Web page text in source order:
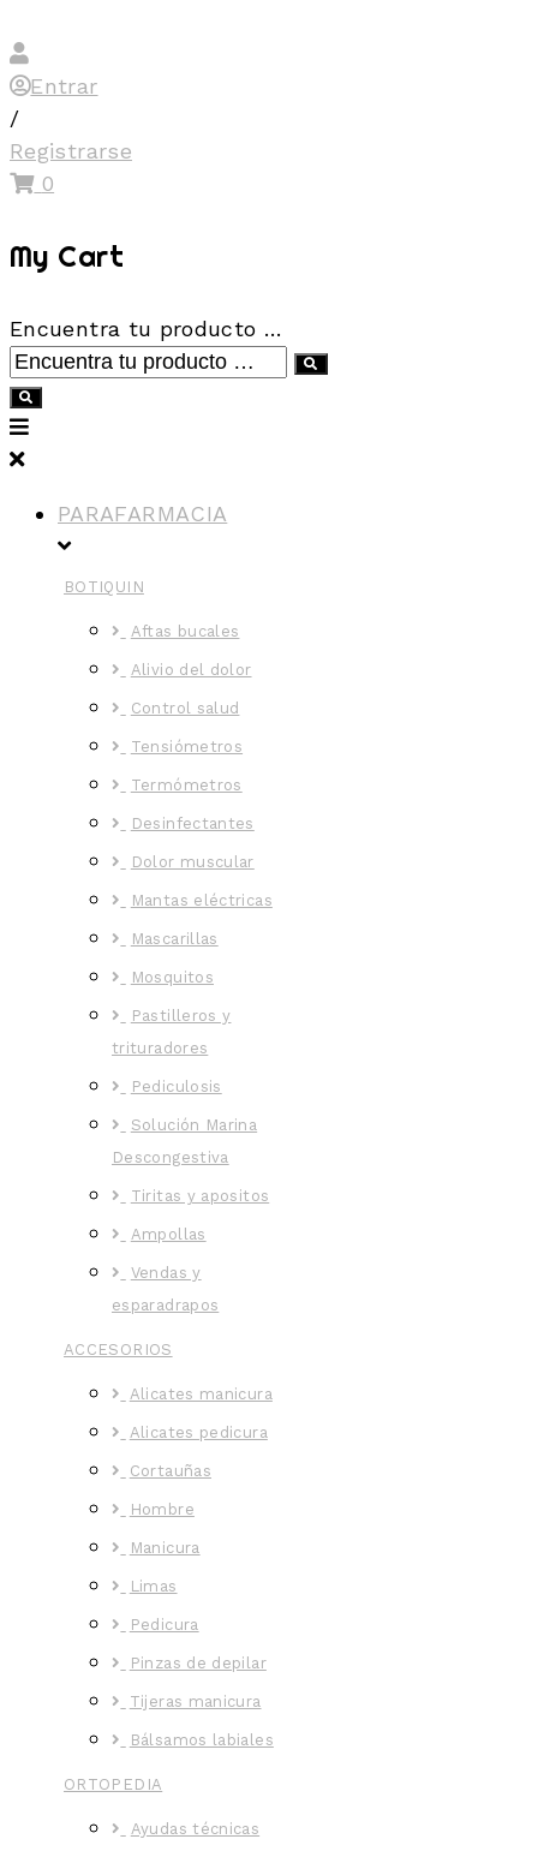
Entrar
/
Registrarse
0
My Cart
Encuentra tu producto …
PARAFARMACIA
BOTIQUIN
Aftas bucales
Alivio del dolor
Control salud
Tensiómetros
Termómetros
Desinfectantes
Dolor muscular
Mantas eléctricas
Mascarillas
Mosquitos
Pastilleros y
trituradores
Pediculosis
Solución Marina
Descongestiva
Tiritas y apositos
Ampollas
Vendas y
esparadrapos
ACCESORIOS
Alicates manicura
Alicates pedicura
Cortauñas
Hombre
Manicura
Limas
Pedicura
Pinzas de depilar
Tijeras manicura
Bálsamos labiales
ORTOPEDIA
Ayudas técnicas